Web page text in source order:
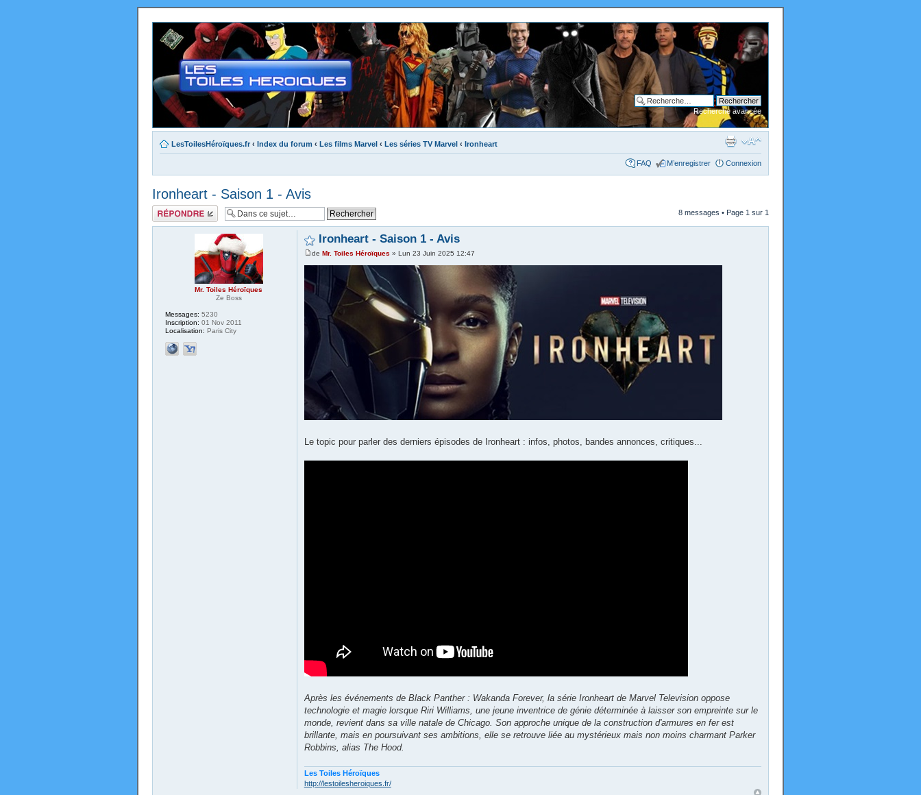
Recherche avancée
LesToilesHéroïques.fr ‹ Index du forum ‹ Les films Marvel ‹ Les séries TV Marvel ‹ Ironheart
FAQ M’enregistrer Connexion
Ironheart - Saison 1 - Avis
Répondre 8 messages • Page 1 sur 1
Ironheart - Saison 1 - Avis
de Mr. Toiles Héroïques » Lun 23 Juin 2025 12:47
Le topic pour parler des derniers épisodes de Ironheart : infos, photos, bandes annonces, critiques...
Après les événements de Black Panther : Wakanda Forever, la série Ironheart de Marvel Television oppose
technologie et magie lorsque Riri Williams, une jeune inventrice de génie déterminée à laisser son empreinte sur le
monde, revient dans sa ville natale de Chicago. Son approche unique de la construction d'armures en fer est
brillante, mais en poursuivant ses ambitions, elle se retrouve liée au mystérieux mais non moins charmant Parker
Robbins, alias The Hood.
Les Toiles Héroïques
http://lestoilesheroiques.fr/
Mr. Toiles Héroïques
Ze Boss
Messages: 5230
Inscription: 01 Nov 2011
Localisation: Paris City